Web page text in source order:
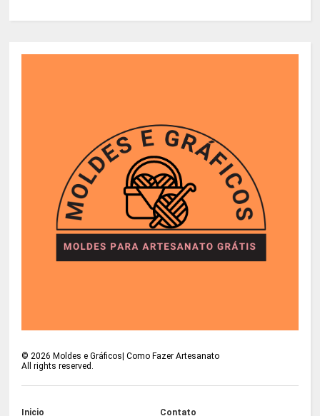
©2026 Moldes e Gráficos| Como Fazer Artesanato
All rights reserved.
Inicio Contato